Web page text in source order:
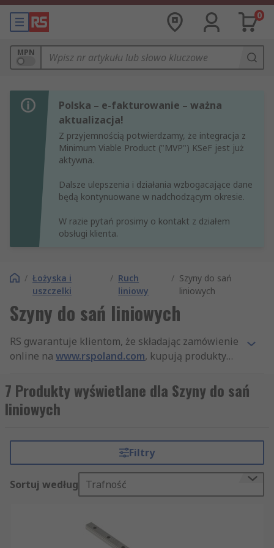
0
MPN
Polska – e-fakturowanie – ważna
aktualizacja!
Z przyjemnością potwierdzamy, że integracja z
Minimum Viable Product ("MVP") KSeF jest już
aktywna.
Dalsze ulepszenia i działania wzbogacające dane
będą kontynuowane w nadchodzącym okresie.
W razie pytań prosimy o kontakt z działem
obsługi klienta.
/ Łożyska i
uszczelki
/ Ruch
liniowy
/ Szyny do sań
liniowych
Szyny do sań liniowych
RS gwarantuje klientom, że składając zamówienie
online na www.rspoland.com, kupują produkty
standardy bezpieczeństwa. Nasza firma słynie też
z profesjonalnej obsługi klienta. Dzięki
szerokiemu asortymentowi produktów z
artykułów z działów Przeniesienie napędu -
Prowadnice liniowe, szyny i wózki i Pneumatyka,
hydraulika i przeniesienie napędu, jesteśmy
najlepiej zaopatrzonym dystrybutorem na rynku.
szyny docierają do Państwa właśnie wtedy, gdy
7 Produkty wyświetlane dla Szyny do sań
liniowych
Filtry
Sortuj według Trafność